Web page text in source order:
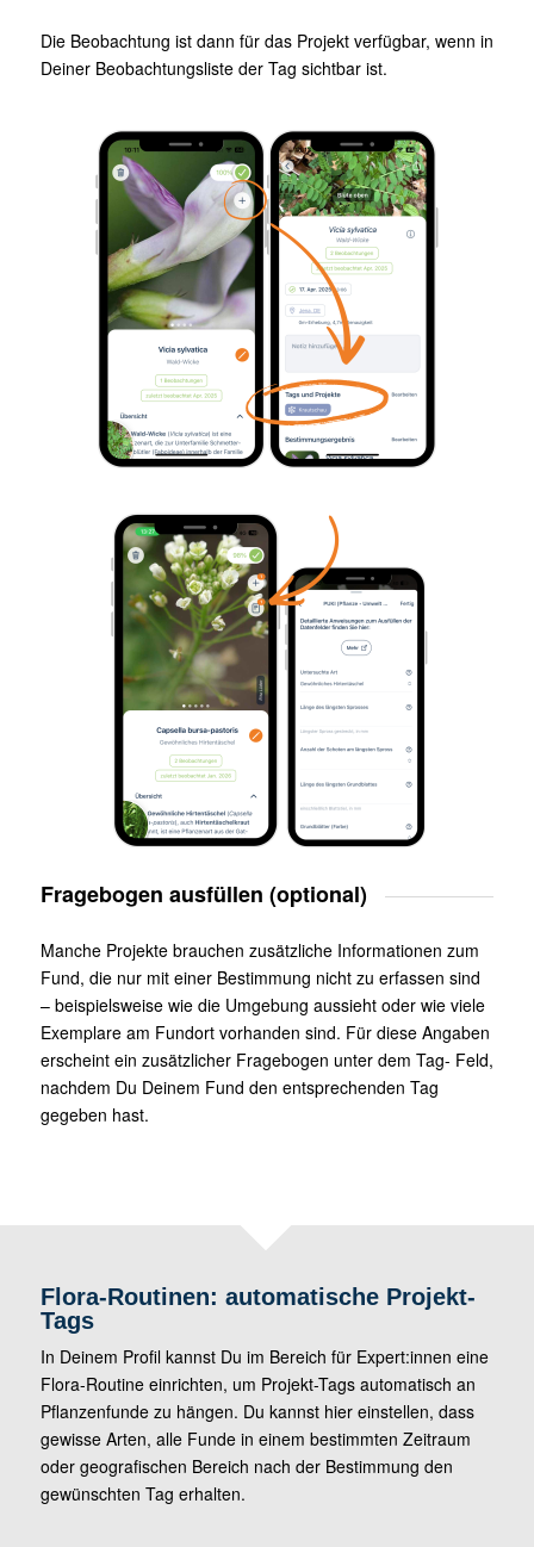
Die Beobachtung ist dann für das Projekt verfügbar, wenn in
Deiner Beobachtungsliste der Tag sichtbar ist.
Fragebogen ausfüllen (optional)
Manche Projekte brauchen zusätzliche Informationen zum
Fund, die nur mit einer Bestimmung nicht zu erfassen sind
– beispielsweise wie die Umgebung aussieht oder wie viele
Exemplare am Fundort vorhanden sind. Für diese Angaben
erscheint ein zusätzlicher Fragebogen unter dem Tag- Feld,
nachdem Du Deinem Fund den entsprechenden Tag
gegeben hast.
Flora-Routinen: automatische Projekt-
Tags
In Deinem Profil kannst Du im Bereich für Expert:innen eine
Flora-Routine einrichten, um Projekt-Tags automatisch an
Pflanzenfunde zu hängen. Du kannst hier einstellen, dass
gewisse Arten, alle Funde in einem bestimmten Zeitraum
oder geografischen Bereich nach der Bestimmung den
gewünschten Tag erhalten.